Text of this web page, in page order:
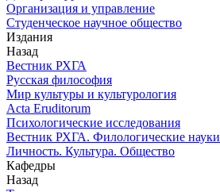
Организация и управление
Студенческое научное общество
Издания
Назад
Вестник РХГА
Русская философия
Мир культуры и культурология
Acta Eruditorum
Психологические исследования
Вестник РХГА. Филологические науки
Личность. Культура. Общество
Кафедры
Назад